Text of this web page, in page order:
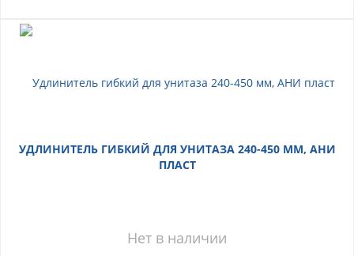
УДЛИНИТЕЛЬ ГИБКИЙ ДЛЯ УНИТАЗА 240-450 ММ, АНИ
ПЛАСТ
Нет в наличии